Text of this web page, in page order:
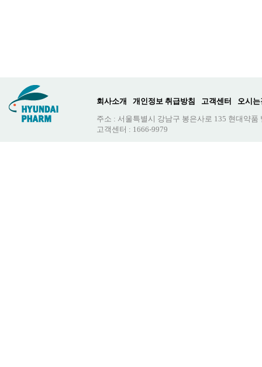
회사소개 개인정보 취급방침 고객센터
오시는
주소 : 서울특별시 강남구 봉은사로 135 현대약품
고객센터 : 1666-9979